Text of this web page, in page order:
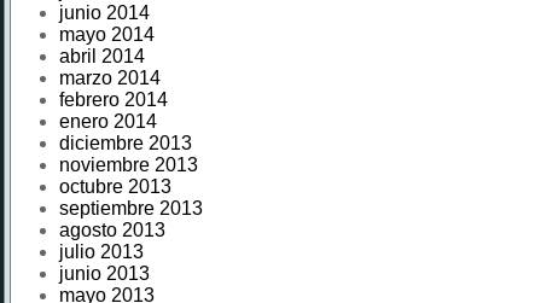
junio 2014
mayo 2014
abril 2014
marzo 2014
febrero 2014
enero 2014
diciembre 2013
noviembre 2013
octubre 2013
septiembre 2013
agosto 2013
julio 2013
junio 2013
mayo 2013